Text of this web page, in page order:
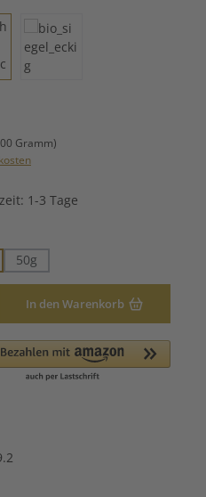
Gramm)
1-3 Tage
50g
In den Warenkorb